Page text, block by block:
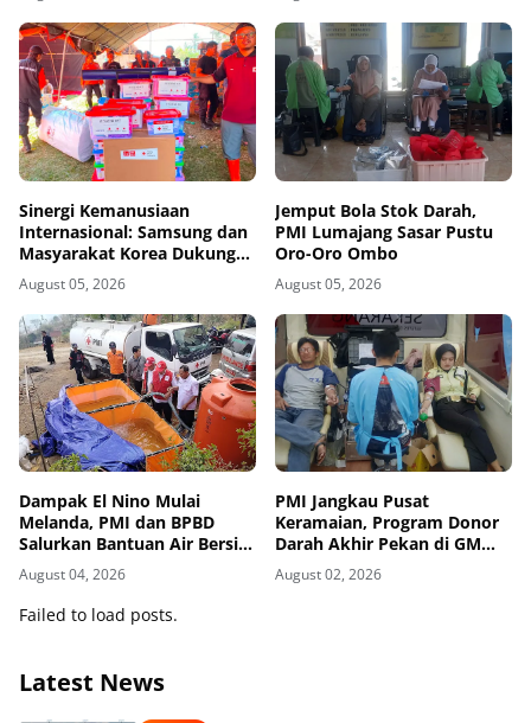
Tamiang
Sinergi Kemanusiaan
Internasional: Samsung dan
Masyarakat Korea Dukung
Penguatan Gudang Logistik
Darurat PMI
August 05, 2026
Jemput Bola Stok Darah,
PMI Lumajang Sasar Pustu
Oro-Oro Ombo
August 05, 2026
Dampak El Nino Mulai
Melanda, PMI dan BPBD
Salurkan Bantuan Air Bersih
ke Desa Terdampak di
Ponorogo
August 04, 2026
PMI Jangkau Pusat
Keramaian, Program Donor
Darah Akhir Pekan di GM
Plaza Lumajang Disambut
Antusias
August 02, 2026
Failed to load posts.
Latest News